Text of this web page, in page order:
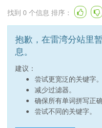
找到 0 个信息 排序：
抱歉，在雷湾分站里
息。
建议：
尝试更宽泛的关键字。
减少过滤器。
确保所有单词拼写正确
尝试不同的关键字。